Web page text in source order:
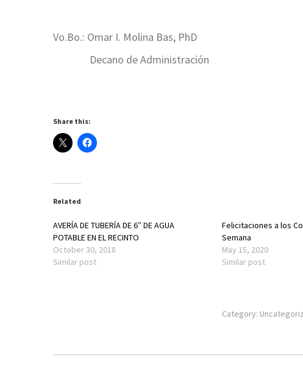
Vo.Bo.: Omar I. Molina Bas, PhD
Decano de Administración
Share this:
Related
AVERÍA DE TUBERÍA DE 6″ DE AGUA
POTABLE EN EL RECINTO
October 30, 2018
Similar post
Felicitaciones a los
Semana
May 15, 2020
Similar post
Category: